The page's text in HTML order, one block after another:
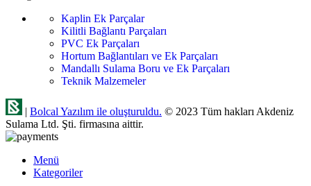
Kaplin Ek Parçalar
Kilitli Bağlantı Parçaları
PVC Ek Parçaları
Hortum Bağlantıları ve Ek Parçaları
Mandallı Sulama Boru ve Ek Parçaları
Teknik Malzemeler
| Bolcal Yazılım ile oluşturuldu. © 2023 Tüm hakları Akdeniz
Sulama Ltd. Şti. firmasına aittir.
Menü
Kategoriler